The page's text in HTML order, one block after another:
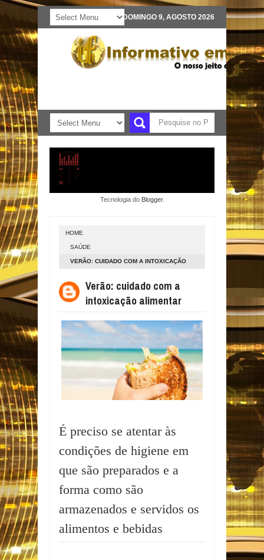
DOMINGO 9, AGOSTO 2026
Tecnologia do Blogger.
HOME
SAÚDE
VERÃO: CUIDADO COM A INTOXICAÇÃO
Verão: cuidado com a
intoxicação alimentar
É preciso se atentar às
condições de higiene em
que são preparados e a
forma como são
armazenados e servidos os
alimentos e bebidas